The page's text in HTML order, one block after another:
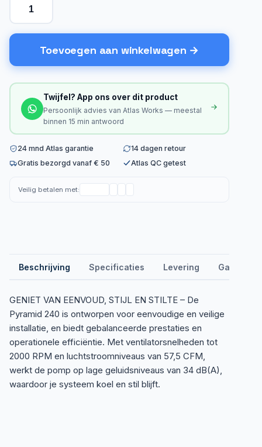
Toevoegen aan winkelwagen
Twijfel? App ons over dit product
Persoonlijk advies van Atlas Works — meestal
binnen 15 min antwoord
24 mnd Atlas garantie
14 dagen retour
Gratis bezorgd vanaf € 50
Atlas QC getest
Veilig betalen met:
Beschrijving Specificaties Levering Garantie
GENIET VAN EENVOUD, STIJL EN STILTE – De
Pyramid 240 is ontworpen voor eenvoudige en veilige
installatie, en biedt gebalanceerde prestaties en
operationele efficiëntie. Met ventilatorsnelheden tot
2000 RPM en luchtstroomniveaus van 57,5 CFM,
werkt de pomp op lage geluidsniveaus van 34 dB(A),
waardoor je systeem koel en stil blijft.